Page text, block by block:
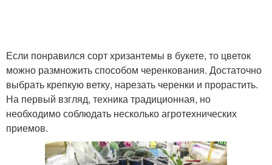
Если понравился сорт хризантемы в букете, то цветок
можно размножить способом черенкования. Достаточно
выбрать крепкую ветку, нарезать черенки и прорастить.
На первый взгляд, техника традиционная, но
необходимо соблюдать несколько агротехнических
приемов.